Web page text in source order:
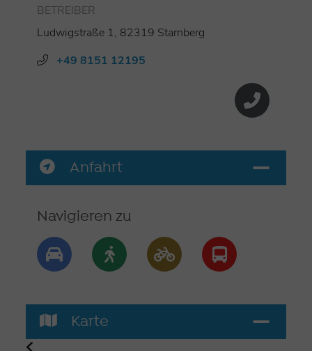
BETREIBER
Ludwigstraße 1, 82319 Starnberg
+49 8151 12195
Anfahrt
Navigieren zu
Karte